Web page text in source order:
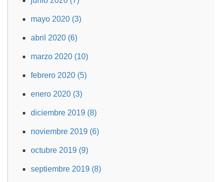
mayo 2020 (3)
abril 2020 (6)
marzo 2020 (10)
febrero 2020 (5)
enero 2020 (3)
diciembre 2019 (8)
noviembre 2019 (6)
octubre 2019 (9)
septiembre 2019 (8)